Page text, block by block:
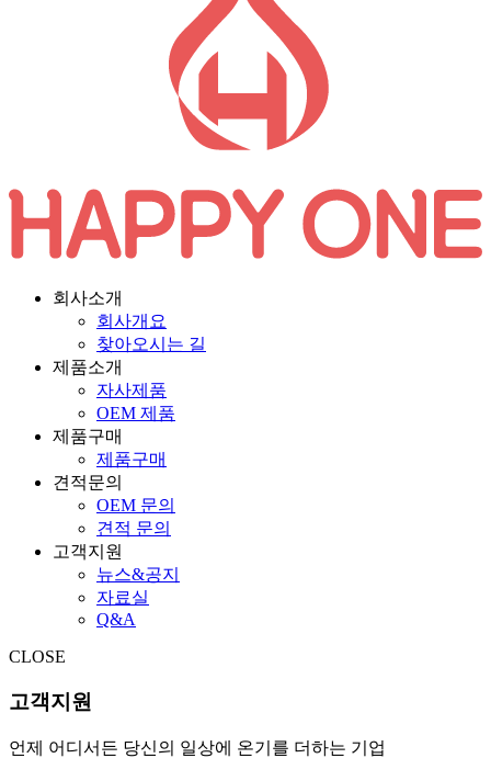
회사소개
회사개요
찾아오시는 길
제품소개
자사제품
OEM 제품
제품구매
제품구매
견적문의
OEM 문의
견적 문의
고객지원
뉴스&공지
자료실
Q&A
CLOSE
고객지원
언제 어디서든 당신의 일상에 온기를 더하는 기업